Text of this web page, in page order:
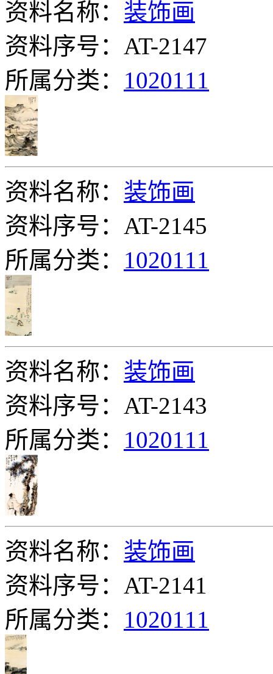
资料名称： 装饰画
资料序号：AT-2147
所属分类： 1020111
资料名称： 装饰画
资料序号：AT-2145
所属分类： 1020111
资料名称： 装饰画
资料序号：AT-2143
所属分类： 1020111
资料名称： 装饰画
资料序号：AT-2141
所属分类： 1020111